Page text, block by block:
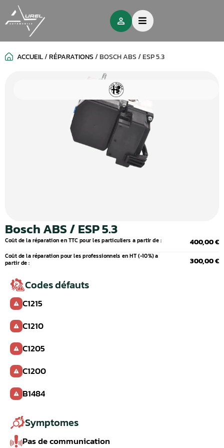
ACCUEIL/RÉPARATIONS/BOSCH ABS / ESP 5.3
Bosch ABS / ESP 5.3
Coût de la réparation en TTC pour les particuliers a partir de : 400,00 €
Coût de la réparation pour les professionnels en HT (-10%) a
partir de : 300,00 €
Codes défauts
C1215
C1210
C1205
C1200
B1484
Symptomes
Pas de communication